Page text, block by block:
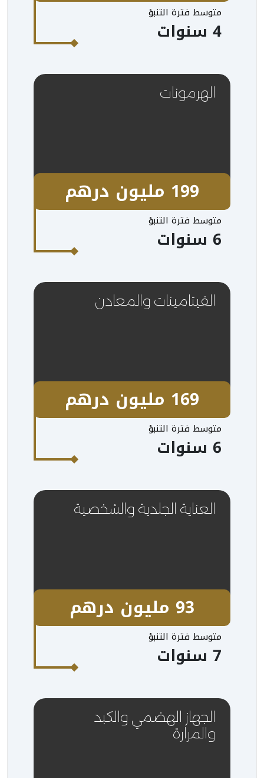
متوسط فترة التنبؤ
4 سنوات
الهرمونات
199 مليون درهم
متوسط فترة التنبؤ
6 سنوات
الفيتامينات والمعادن
169 مليون درهم
متوسط فترة التنبؤ
6 سنوات
العناية الجلدية والشخصية
93 مليون درهم
متوسط فترة التنبؤ
7 سنوات
الجهاز الهضمي والكبد
والمرارة